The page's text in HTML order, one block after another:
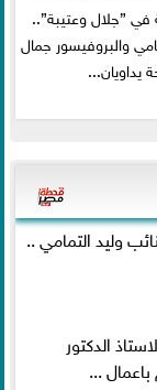
في ”جلال وعتيبة”..
والبروفيسور جمال
يداويان...
وليد التمامي ..
الدكتور
...